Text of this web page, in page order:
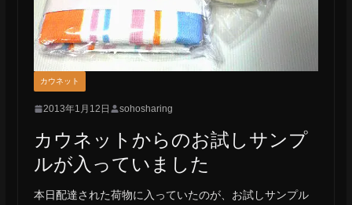
カウネット
2013年1月12日 sohosharing
カウネットからのお試しサンプ
ルが入っていました
本日配達された荷物に入っていたのが、お試しサンプル